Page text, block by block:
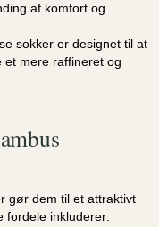
af komfort og
sokker er designet til at
mere raffineret og
gør dem til et attraktivt
fordele inkluderer: